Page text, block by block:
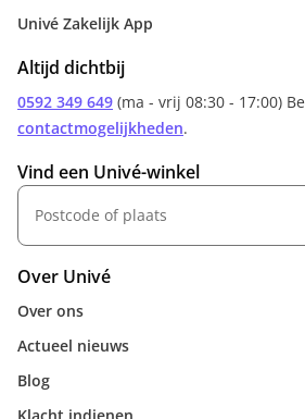
Univé Zakelijk App
Altijd dichtbij
0592 349 649 (ma - vrij 08:30 - 17:00)
contactmogelijkheden.
Vind een Univé-winkel
Over Univé
Over ons
Actueel nieuws
Blog